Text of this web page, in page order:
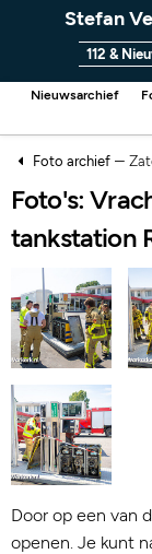
Stefan
112 &
Nieuwsarchief
Foto archief–
Foto's:
tankstation
Door op een van
openen. Je kunt